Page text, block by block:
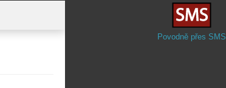
Povodně přes SMS